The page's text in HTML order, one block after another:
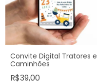
Convite Digital Tratores e
Caminhões
R$39,00